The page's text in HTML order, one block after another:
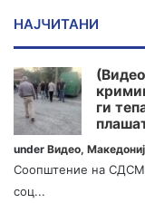
НАЈЧИТАНИ
ги
under Видео,
Соопштение на
соц...